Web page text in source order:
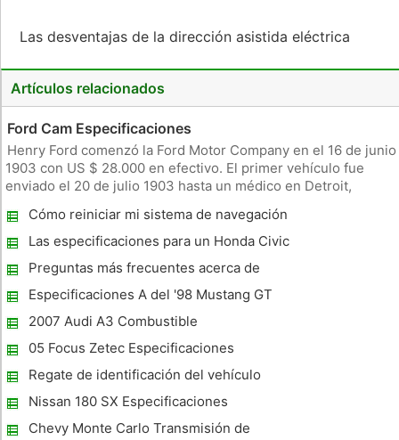
Las desventajas de la dirección asistida eléctrica
Artículos relacionados
Ford Cam Especificaciones
Henry Ford comenzó la Ford Motor Company en el 16 de junio
1903 con US $ 28.000 en efectivo. El primer vehículo fue
enviado el 20 de julio 1903 hasta un médico en Detroit,
en 1913. Esto aumentó dramáticamente el nivel de producción
y redu
Cómo reiniciar mi sistema de navegación
Lenmark Lexus
Las especificaciones para un Honda Civic
DX Hatchback 1996
Preguntas más frecuentes acerca de
Volkswagen Escarabajos
Especificaciones A del '98 Mustang GT
2007 Audi A3 Combustible
05 Focus Zetec Especificaciones
Regate de identificación del vehículo
Nissan 180 SX Especificaciones
Chevy Monte Carlo Transmisión de